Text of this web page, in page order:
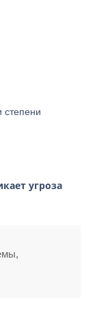
степени
угроза